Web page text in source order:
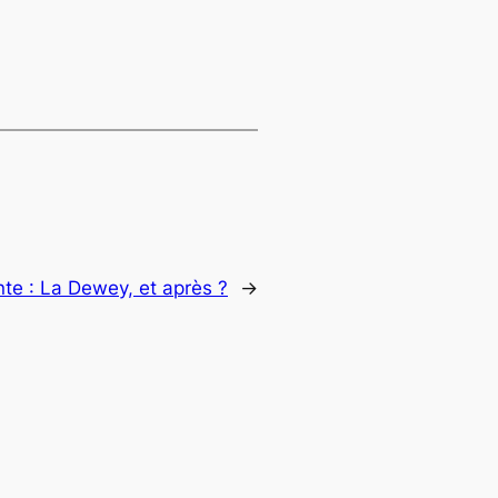
: La Dewey, et après ? →